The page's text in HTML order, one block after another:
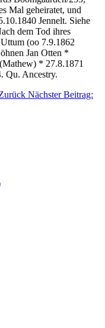
Mal geheiratet, und
Jennelt. Siehe
dem Tod ihres
(oo 7.9.1862
Jan Otten *
* 27.8.1871
Qu. Ancestry.
Nächster Beitrag: